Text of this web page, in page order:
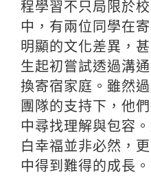
程學習不只局限於
中，有兩位同學在
明顯的文化差異，
生起初嘗試透過溝
換寄宿家庭。雖然
團隊的支持下，他
中尋找理解與包容
白幸福並非必然，
中得到難得的成長